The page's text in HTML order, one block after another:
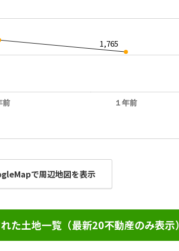
前 １年前
1,765
で周辺地図を表示
た土地一覧（最新20不動産のみ表示）